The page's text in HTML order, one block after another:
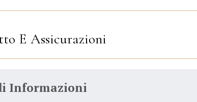
E Assicurazioni
Informazioni